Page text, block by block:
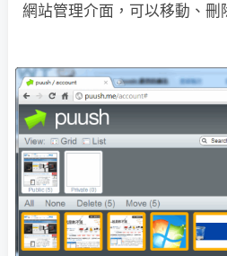
網站管理介面，可以移動、刪